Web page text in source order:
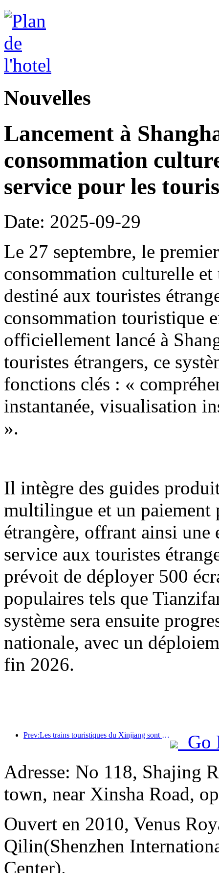
Nouvelles
Lancement à
consommation
service pour les
Date: 2025-09-29
Le 27 septembre, le
consommation culturelle
destiné aux touristes
consommation touristique
officiellement lancé à
touristes étrangers, ce
fonctions clés : «
instantanée, visualisation
».
Il intègre des guides
multilingue et un paiement
étrangère, offrant ainsi
service aux touristes
prévoit de déployer 500
populaires tels que
système sera ensuite
nationale, avec un
fin 2026.
Prev:Les trains touristiques du Xinjiang sont en plein essor, stimulant l'économie culturelle et touristique
Go
Adresse: No 118, Shajing
town, near Xinsha Road,
Ouvert en 2010, Venus
Qilin(Shenzhen
Center).